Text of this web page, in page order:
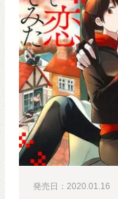
発売日：2020.01.16